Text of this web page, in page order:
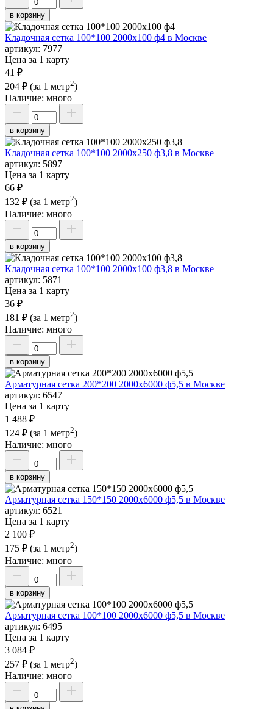
в корзину
Кладочная сетка 100*100 2000х100 ф4 в Москве
артикул: 7977
Цена за 1 карту
41 ₽
204 ₽ (за 1 метр2)
Наличие: много
в корзину
Кладочная сетка 100*100 2000х250 ф3,8 в Москве
артикул: 5897
Цена за 1 карту
66 ₽
132 ₽ (за 1 метр2)
Наличие: много
в корзину
Кладочная сетка 100*100 2000х100 ф3,8 в Москве
артикул: 5871
Цена за 1 карту
36 ₽
181 ₽ (за 1 метр2)
Наличие: много
в корзину
Арматурная сетка 200*200 2000х6000 ф5,5 в Москве
артикул: 6547
Цена за 1 карту
1 488 ₽
124 ₽ (за 1 метр2)
Наличие: много
в корзину
Арматурная сетка 150*150 2000х6000 ф5,5 в Москве
артикул: 6521
Цена за 1 карту
2 100 ₽
175 ₽ (за 1 метр2)
Наличие: много
в корзину
Арматурная сетка 100*100 2000х6000 ф5,5 в Москве
артикул: 6495
Цена за 1 карту
3 084 ₽
257 ₽ (за 1 метр2)
Наличие: много